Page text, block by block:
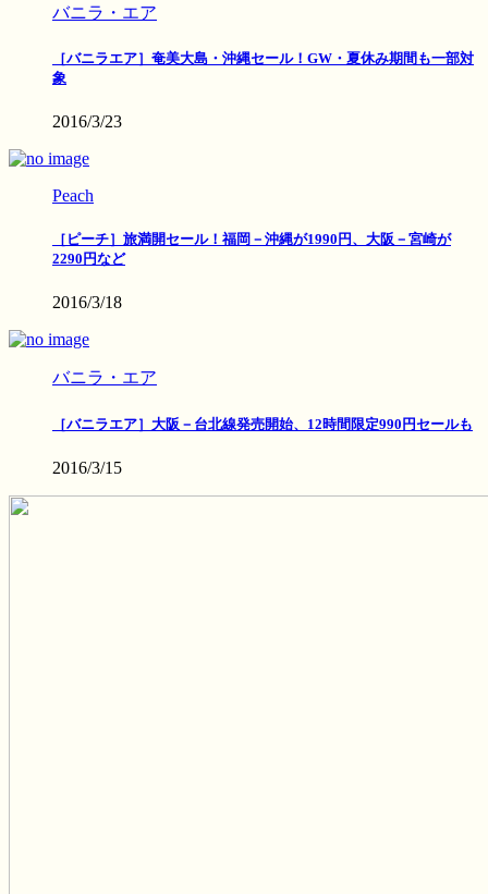
バニラ・エア
［バニラエア］奄美大島・沖縄セール！GW・夏休み期間も一部対
象
2016/3/23
Peach
［ピーチ］旅満開セール！福岡－沖縄が1990円、大阪－宮崎が
2290円など
2016/3/18
バニラ・エア
［バニラエア］大阪－台北線発売開始、12時間限定990円セールも
2016/3/15